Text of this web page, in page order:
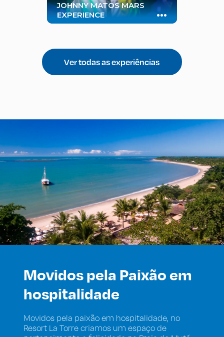
JOHNNY MATOS MARS
EXPERIENCE
...
Ver todas as experiências
Movidos pela Paixão em
hospitalidade
Movidos pela paixão em hospitalidade, no
Resort La Torre criamos um espaço de